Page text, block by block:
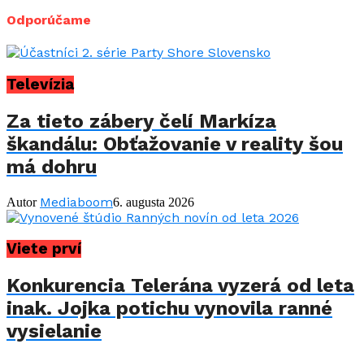
Odporúčame
Televízia
Za tieto zábery čelí Markíza
škandálu: Obťažovanie v reality šou
má dohru
Autor Mediaboom6. augusta 2026
Viete prví
Konkurencia Telerána vyzerá od leta
inak. Jojka potichu vynovila ranné
vysielanie